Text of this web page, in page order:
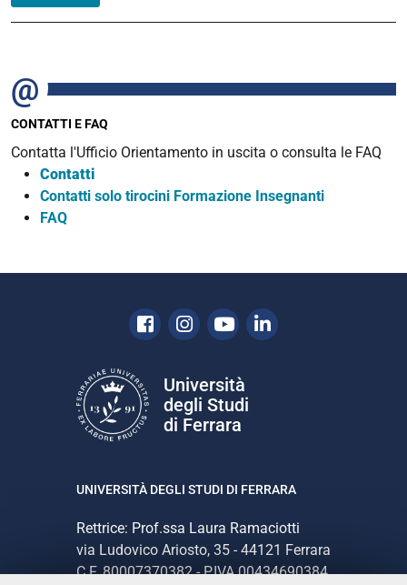
CONTATTI E FAQ
Contatta l'Ufficio Orientamento in uscita o consulta le FAQ
Contatti
Contatti solo tirocini Formazione Insegnanti
FAQ
Facebook
Instagram
YoutubeLinkedin
Università
degli Studi
di Ferrara
UNIVERSITÀ DEGLI STUDI DI FERRARA
Rettrice: Prof.ssa Laura Ramaciotti
via Ludovico Ariosto, 35 - 44121 Ferrara
C.F. 80007370382 - P.IVA 00434690384